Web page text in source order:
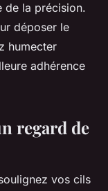
de la précision.
déposer le
humecter
adhérence
regard de
vos cils